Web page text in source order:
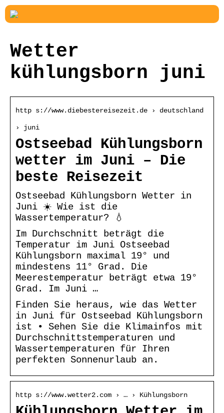
Wetter
kühlungsborn juni
http s://www.diebestereisezeit.de › deutschland
› juni
Ostseebad Kühlungsborn
wetter im Juni – Die
beste Reisezeit
Ostseebad Kühlungsborn Wetter in
Juni ☀️ Wie ist die
Wassertemperatur? 💧
Im Durchschnitt beträgt die
Temperatur im Juni Ostseebad
Kühlungsborn maximal 19° und
mindestens 11° Grad. Die
Meerestemperatur beträgt etwa 19°
Grad. Im Juni …
Finden Sie heraus, wie das Wetter
in Juni für Ostseebad Kühlungsborn
ist • Sehen Sie die Klimainfos mit
Durchschnittstemperaturen und
Wassertemperaturen für Ihren
perfekten Sonnenurlaub an.
http s://www.wetter2.com › … › Kühlungsborn